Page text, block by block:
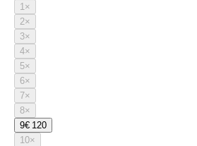
1×
2×
3×
4×
5×
6×
7×
8×
9€ 120
10×